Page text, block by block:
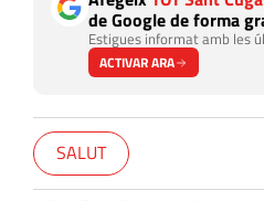
de Google de forma
Estigues informat amb les
ACTIVAR ARA
SALUT